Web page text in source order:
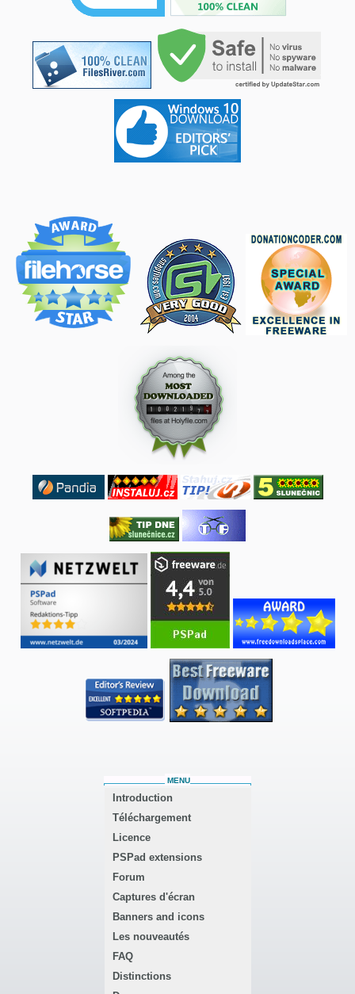
MENU
Introduction
Téléchargement
Licence
PSPad extensions
Forum
Captures d'écran
Banners and icons
Les nouveautés
FAQ
Distinctions